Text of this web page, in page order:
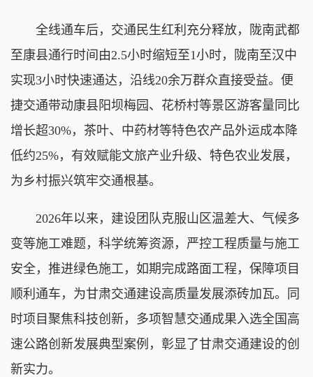
全线通车后，交通民生红利充分释放，陇南武都
至康县通行时间由2.5小时缩短至1小时，陇南至汉中
实现3小时快速通达，沿线20余万群众直接受益。便
捷交通带动康县阳坝梅园、花桥村等景区游客量同比
增长超30%，茶叶、中药材等特色农产品外运成本降
低约25%，有效赋能文旅产业升级、特色农业发展，
为乡村振兴筑牢交通根基。
2026年以来，建设团队克服山区温差大、气候多
变等施工难题，科学统筹资源，严控工程质量与施工
安全，推进绿色施工，如期完成路面工程，保障项目
顺利通车，为甘肃交通建设高质量发展添砖加瓦。同
时项目聚焦科技创新，多项智慧交通成果入选全国高
速公路创新发展典型案例，彰显了甘肃交通建设的创
新实力。